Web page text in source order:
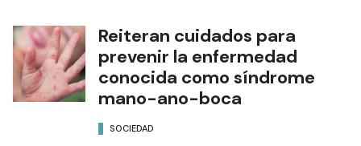
Reiteran cuidados para
prevenir la enfermedad
conocida como síndrome
mano-ano-boca
SOCIEDAD